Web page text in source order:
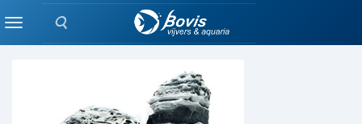
Zoeken
MenuDECORATIE